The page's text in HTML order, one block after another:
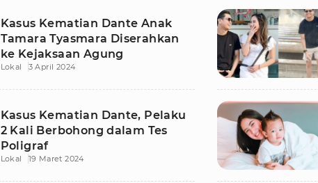
Kasus Kematian Dante Anak
Tamara Tyasmara Diserahkan
ke Kejaksaan Agung
Lokal 3 April 2024
Kasus Kematian Dante, Pelaku
2 Kali Berbohong dalam Tes
Poligraf
Lokal 19 Maret 2024